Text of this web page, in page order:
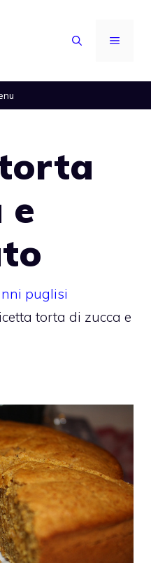
MENU
e
puglisi
torta di zucca e